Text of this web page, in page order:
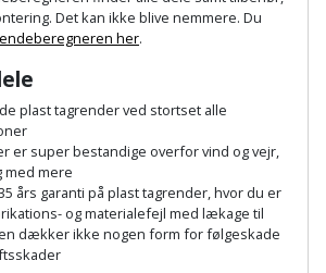
Det kan ikke blive nemmere. Du
her.
plast tagrender ved stortset alle
er super bestandige overfor vind og vejr,
mere
års garanti på plast tagrender, hvor du er
og materialefejl med lækage til
dækker ikke nogen form for følgeskade